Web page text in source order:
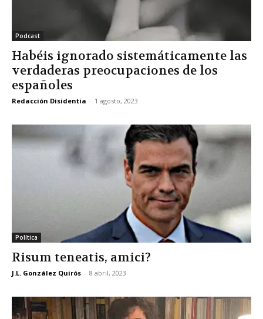
Podcast
Habéis ignorado sistemáticamente las
verdaderas preocupaciones de los
españoles
Redacción Disidentia - 1 agosto, 2023
Política
Risum teneatis, amici?
J.L. González Quirós - 8 abril, 2023